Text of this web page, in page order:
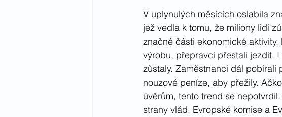
V uplynulých měsících oslabila
jež vedla k tomu, že miliony lidí
značné části ekonomické
výrobu, přepravci přestali jezdit.
zůstaly. Zaměstnanci dál pobírali
nouzové peníze, aby přežily.
úvěrům, tento trend se
strany vlád, Evropské komise a